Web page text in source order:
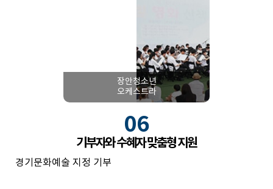
장안청소년
오케스트라
06
기부자와 수혜자 맞춤형 지원
경기문화예술 지정 기부